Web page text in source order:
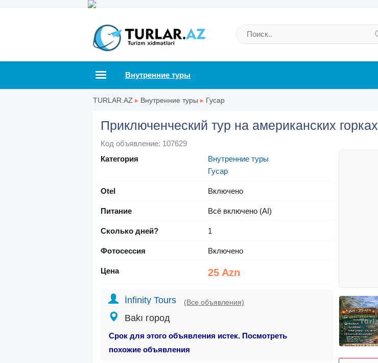
Внутренние туры
TURLAR.AZ ▸ Внутренние туры ▸ Гусар
Приключенческий тур на американских горках
Код объявление: 107629
Категория
Внутренние туры
Гусар
Otel Включено
Питание Всё включено (AI)
Сколько дней? 1
Фотосессия Включено
Цена 25 Azn
İnfinity Tours (Все объявления)
Bakı город
Срок для этого объявления истек. Посмотреть
похожие объявления